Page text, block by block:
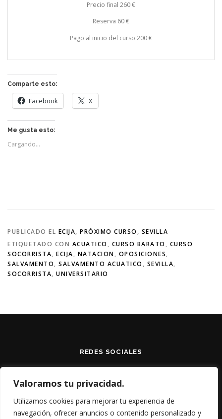
Valoramos tu privacidad.
Utilizamos cookies para mejorar tu experiencia de
navegación, ofrecer anuncios o contenido personalizado y
Precio final 260 €
Reserva 60 €
Pago al inicio del curso 200 €
Comparte esto:
Facebook X
Me gusta esto:
Cargando...
PUBLICADO EL ECIJA, PRÓXIMO CURSO , SEVILLA
ETIQUETADO CON ACUATICO , CURSO BARATO , CURSO
SOCORRISTA, ECIJA, NATACION, OPOSICIONES,
SALVAMENTO, SALVAMENTO ACUATICO , SEVILLA,
SOCORRISTA, UNIVERSITARIO
REDES SOCIALES